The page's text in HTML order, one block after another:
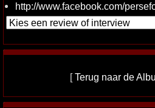
http://www.facebook.com/
[Terug naar de